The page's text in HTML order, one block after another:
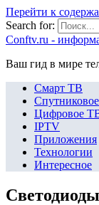
Перейти к
Search for:
Сonftv.ru -
Ваш гид в мире
Смарт ТВ
Цифровое
IPTV
Приложения
Технологии
Интересное